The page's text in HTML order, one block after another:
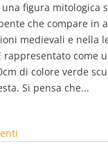
una figura mitologica
che compare in
medievali e nella
rappresentato come
di colore verde
Si pensa che...